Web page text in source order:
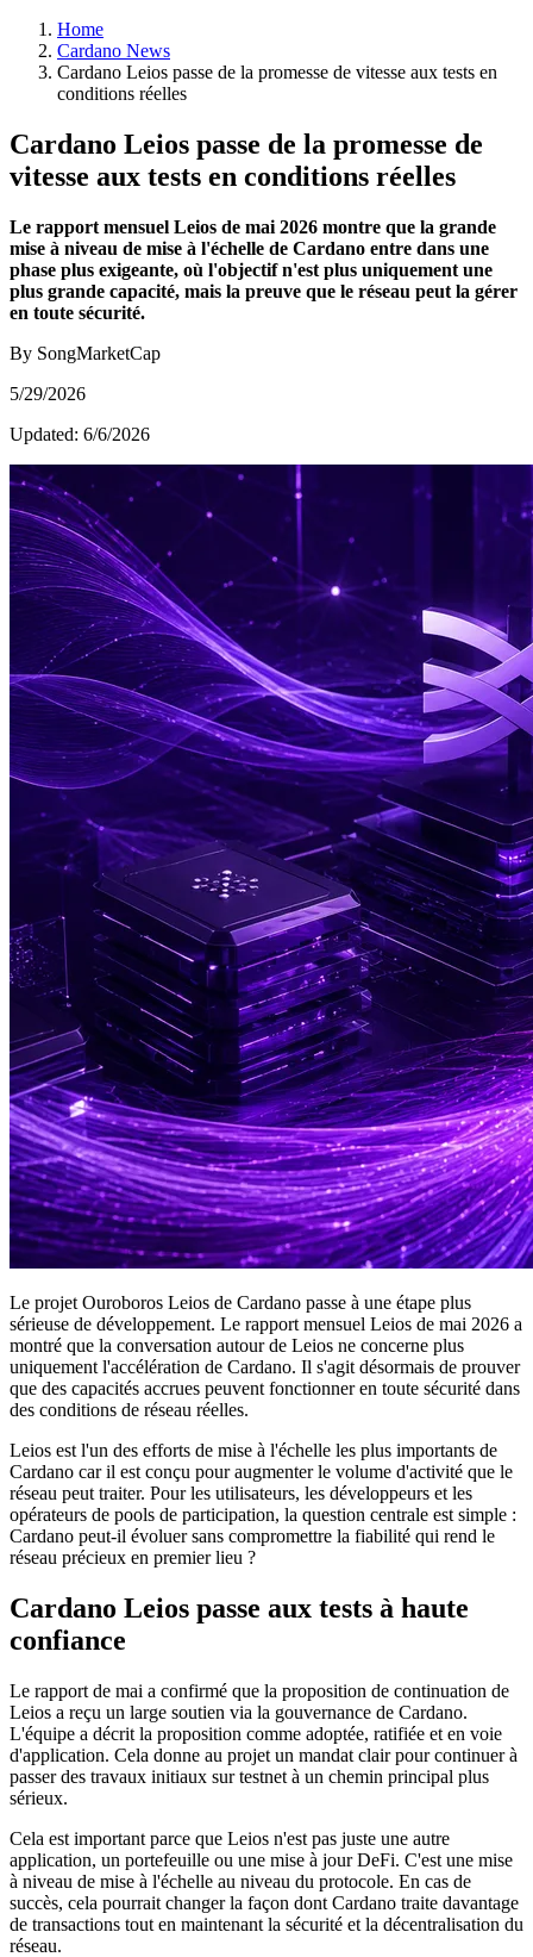
Home
Cardano News
Cardano Leios passe de la promesse de vitesse aux tests en
conditions réelles
Cardano Leios passe de la promesse de
vitesse aux tests en conditions réelles
Le rapport mensuel Leios de mai 2026 montre que la grande
mise à niveau de mise à l'échelle de Cardano entre dans une
phase plus exigeante, où l'objectif n'est plus uniquement une
plus grande capacité, mais la preuve que le réseau peut la gérer
en toute sécurité.
By SongMarketCap
5/29/2026
Updated: 6/6/2026
Le projet Ouroboros Leios de Cardano passe à une étape plus
sérieuse de développement. Le rapport mensuel Leios de mai 2026 a
montré que la conversation autour de Leios ne concerne plus
uniquement l'accélération de Cardano. Il s'agit désormais de prouver
que des capacités accrues peuvent fonctionner en toute sécurité dans
des conditions de réseau réelles.
Leios est l'un des efforts de mise à l'échelle les plus importants de
Cardano car il est conçu pour augmenter le volume d'activité que le
réseau peut traiter. Pour les utilisateurs, les développeurs et les
opérateurs de pools de participation, la question centrale est simple :
Cardano peut-il évoluer sans compromettre la fiabilité qui rend le
réseau précieux en premier lieu ?
Cardano Leios passe aux tests à haute
confiance
Le rapport de mai a confirmé que la proposition de continuation de
Leios a reçu un large soutien via la gouvernance de Cardano.
L'équipe a décrit la proposition comme adoptée, ratifiée et en voie
d'application. Cela donne au projet un mandat clair pour continuer à
passer des travaux initiaux sur testnet à un chemin principal plus
sérieux.
Cela est important parce que Leios n'est pas juste une autre
application, un portefeuille ou une mise à jour DeFi. C'est une mise
à niveau de mise à l'échelle au niveau du protocole. En cas de
succès, cela pourrait changer la façon dont Cardano traite davantage
de transactions tout en maintenant la sécurité et la décentralisation du
réseau.